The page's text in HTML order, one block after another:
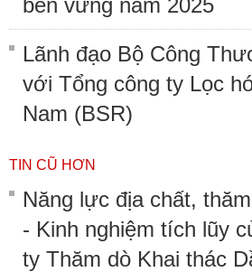
bền vững năm 2025
Lãnh đạo Bộ Công
với Tổng công ty Lọc
Nam (BSR)
TIN CŨ HƠN
Năng lực địa chất,
- Kinh nghiệm tích lũy
ty Thăm dò Khai thác